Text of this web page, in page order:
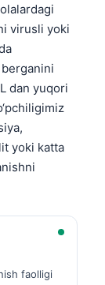
virusli yoki
dan yuqori
yoki katta
faolligi